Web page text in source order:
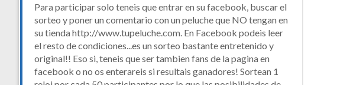
Para participar solo teneis que entrar en su facebook, buscar el
sorteo y poner un comentario con un peluche que NO tengan en
su tienda http://www.tupeluche.com. En Facebook podeis leer
el resto de condiciones...es un sorteo bastante entretenido y
original!! Eso si, teneis que ser tambien fans de la pagina en
facebook o no os enterareis si resultais ganadores! Sortean 1